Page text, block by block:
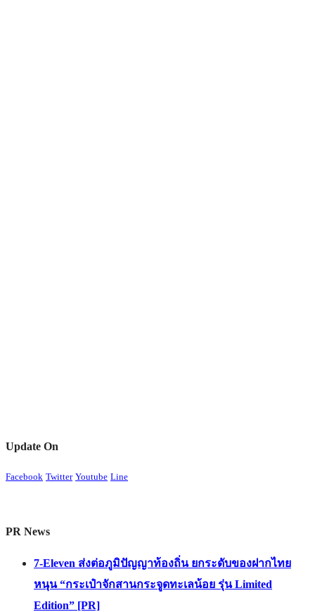
Update On
Facebook Twitter Youtube Line
PR News
7-Eleven ส่งต่อภูมิปัญญาท้องถิ่น ยกระดับของฝากไทย
หนุน “กระเป๋าจักสานกระจูดทะเลน้อย รุ่น Limited
Edition” [PR]